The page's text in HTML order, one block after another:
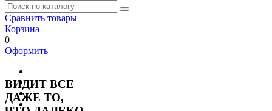
Сравнить товары
Корзина
0
Оформить
ВИДИТ ВСЕ
ДАЖЕ ТО,